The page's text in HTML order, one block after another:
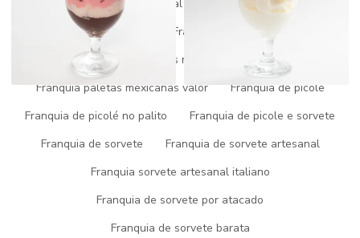
Franquia de gelato artesanal
Franquia gelato churros
Franquia gelato italiano
Franquia de paletas mexicanas
Franquia paletas mexicanas preço
Franquia paletas mexicanas valor
Franquia de picole
Franquia de picolé no palito
Franquia de picole e sorvete
Franquia de sorvete
Franquia de sorvete artesanal
Franquia sorvete artesanal italiano
Franquia de sorvete por atacado
Franquia de sorvete barata
a gente da Picogel Sorvetes você receberá alta durabilidade com
ótimas condições de pagamento.
VEJA ABAIXO ALGUNS
DETALHES SOBRE A EMPRESA